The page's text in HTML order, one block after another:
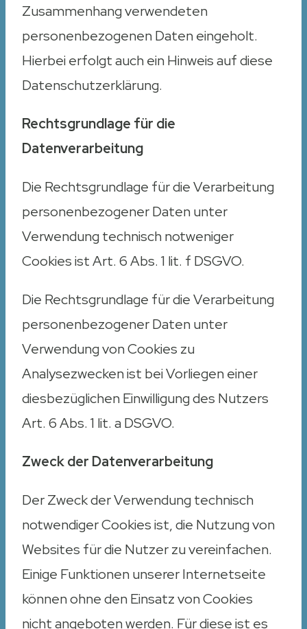
Zusammenhang verwendeten
personenbezogenen Daten eingeholt.
Hierbei erfolgt auch ein Hinweis auf diese
Datenschutzerklärung.
Rechtsgrundlage für die
Datenverarbeitung
Die Rechtsgrundlage für die Verarbeitung
personenbezogener Daten unter
Verwendung technisch notweniger
Cookies ist Art. 6 Abs. 1 lit. f DSGVO.
Die Rechtsgrundlage für die Verarbeitung
personenbezogener Daten unter
Verwendung von Cookies zu
Analysezwecken ist bei Vorliegen einer
diesbezüglichen Einwilligung des Nutzers
Art. 6 Abs. 1 lit. a DSGVO.
Zweck der Datenverarbeitung
Der Zweck der Verwendung technisch
notwendiger Cookies ist, die Nutzung von
Websites für die Nutzer zu vereinfachen.
Einige Funktionen unserer Internetseite
können ohne den Einsatz von Cookies
nicht angeboten werden. Für diese ist es